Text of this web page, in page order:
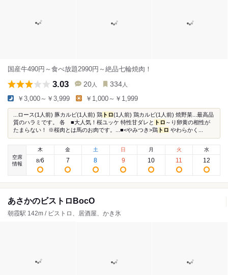
国産牛490円～食べ放題2990円～絶品七輪焼肉！
3.03 20 人 334 人
￥3,000～￥3,999 ￥1,000～￥1,999
...ロース(1人前) 豚カルビ(1人前) 鶏 トロ(1人前) 鶏カルビ(1人前) 焼野菜...最高品
質のハラミです。 各 ■大人気！桜ユッケ 特性甘ダレと トロ ～り卵黄の相性が
たまらない！ ※桜肉とは馬のお肉です。...■<やみつき>鶏 トロ やわらかく...
空席
情報
木
8/6
金
7
土
8
日
9
月
10
火
11
水
12
あさかのビストロBocO
朝霞駅 142m / ビストロ、居酒屋、かき氷